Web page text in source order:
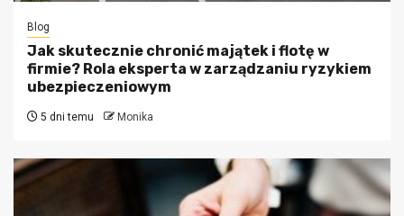
Blog
Jak skutecznie chronić majątek i flotę w
firmie? Rola eksperta w zarządzaniu ryzykiem
ubezpieczeniowym
5 dni temu Monika